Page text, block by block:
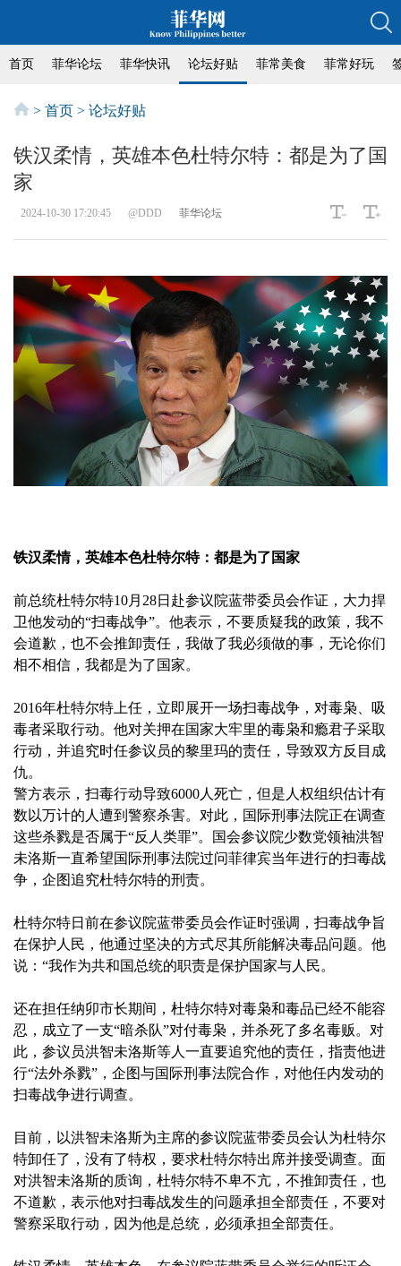
首页 菲华论坛 菲华快讯 论坛好贴 菲常美食 菲常好玩
> 首页 > 论坛好贴
铁汉柔情，英雄本色杜特尔特：都是为了国
家
2024-10-30 17:20:45 @DDD 菲华论坛
铁汉柔情，英雄本色杜特尔特：都是为了国家
前总统杜特尔特10月28日赴参议院蓝带委员会作证，大力捍
卫他发动的“扫毒战争”。他表示，不要质疑我的政策，我不
会道歉，也不会推卸责任，我做了我必须做的事，无论你们
相不相信，我都是为了国家。
2016年杜特尔特上任，立即展开一场扫毒战争，对毒枭、吸
毒者采取行动。他对关押在国家大牢里的毒枭和瘾君子采取
行动，并追究时任参议员的黎里玛的责任，导致双方反目成
仇。
警方表示，扫毒行动导致6000人死亡，但是人权组织估计有
数以万计的人遭到警察杀害。对此，国际刑事法院正在调查
这些杀戮是否属于“反人类罪”。国会参议院少数党领袖洪智
未洛斯一直希望国际刑事法院过问菲律宾当年进行的扫毒战
争，企图追究杜特尔特的刑责。
杜特尔特日前在参议院蓝带委员会作证时强调，扫毒战争旨
在保护人民，他通过坚决的方式尽其所能解决毒品问题。他
说：“我作为共和国总统的职责是保护国家与人民。
还在担任纳卯市长期间，杜特尔特对毒枭和毒品已经不能容
忍，成立了一支“暗杀队”对付毒枭，并杀死了多名毒贩。对
此，参议员洪智未洛斯等人一直要追究他的责任，指责他进
行“法外杀戮”，企图与国际刑事法院合作，对他任内发动的
扫毒战争进行调查。
目前，以洪智未洛斯为主席的参议院蓝带委员会认为杜特尔
特卸任了，没有了特权，要求杜特尔特出席并接受调查。面
对洪智未洛斯的质询，杜特尔特不卑不亢，不推卸责任，也
不道歉，表示他对扫毒战发生的问题承担全部责任，不要对
警察采取行动，因为他是总统，必须承担全部责任。